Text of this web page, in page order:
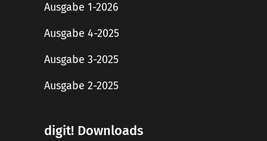
Ausgabe 1-2026
Ausgabe 4-2025
Ausgabe 3-2025
Ausgabe 2-2025
digit! Downloads